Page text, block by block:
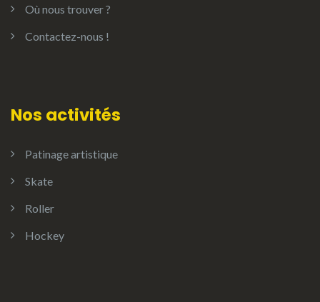
Où nous trouver ?
Contactez-nous !
Nos activités
Patinage artistique
Skate
Roller
Hockey